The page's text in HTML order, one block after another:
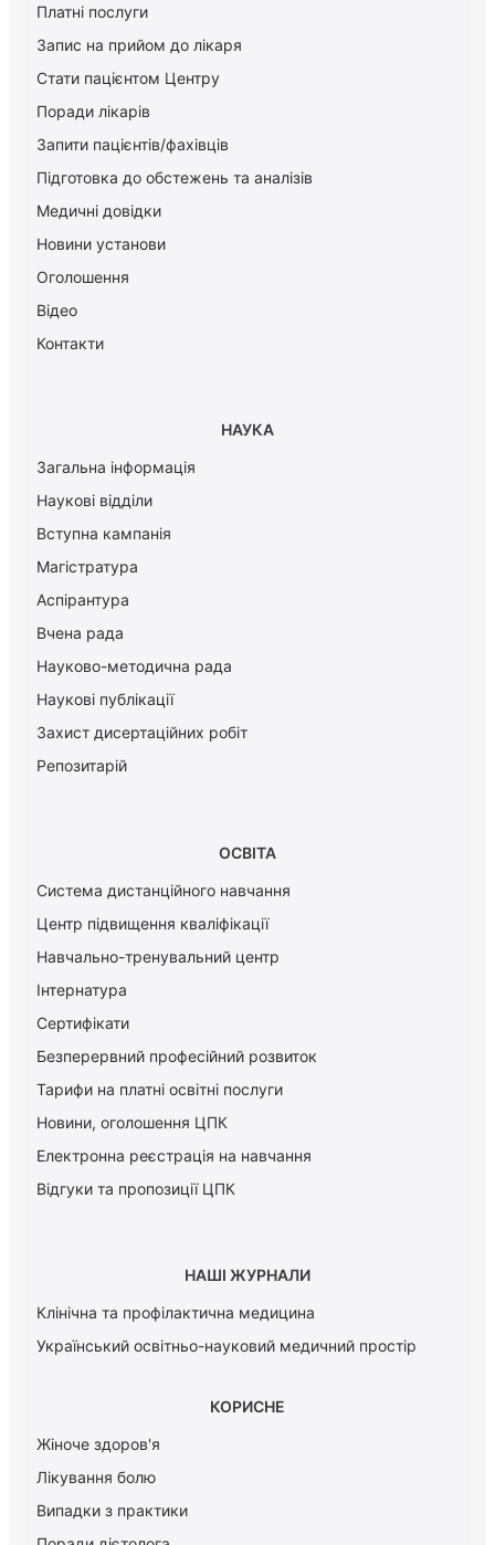
Платні послуги
Запис на прийом до лікаря
Стати пацієнтом Центру
Поради лікарів
Запити пацієнтів/фахівців
Підготовка до обстежень та аналізів
Медичні довідки
Новини установи
Оголошення
Відео
Контакти
НАУКА
Загальна інформація
Наукові відділи
Вступна кампанія
Магістратура
Аспірантура
Вчена рада
Науково-методична рада
Наукові публікації
Захист дисертаційних робіт
Репозитарій
ОСВІТА
Система дистанційного навчання
Центр підвищення кваліфікації
Навчально-тренувальний центр
Інтернатура
Сертифікати
Безперервний професійний розвиток
Тарифи на платні освітні послуги
Новини, оголошення ЦПК
Електронна реєстрація на навчання
Відгуки та пропозиції ЦПК
НАШІ ЖУРНАЛИ
Клінічна та профілактична медицина
Український освітньо-науковий медичний простір
КОРИСНЕ
Жіноче здоров'я
Лікування болю
Випадки з практики